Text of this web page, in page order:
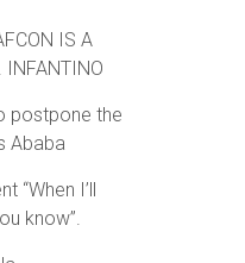
IS A
INFANTINO
postpone the
Ababa
“When I’ll
know”.